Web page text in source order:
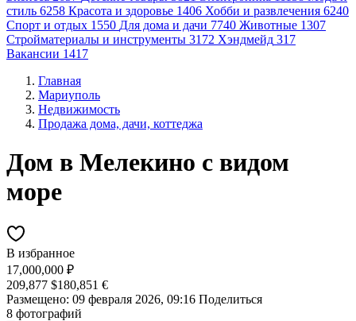
стиль 6258 Красота и здоровье 1406 Хобби и развлечения 6240
Спорт и отдых 1550 Для дома и дачи 7740 Животные 1307
Стройматериалы и инструменты 3172 Хэндмейд 317
Вакансии 1417
Главная
Мариуполь
Недвижимость
Продажа дома, дачи, коттеджа
Дом в Мелекино с видом
море
В избранное
17,000,000 ₽
209,877 $180,851 €
Размещено: 09 февраля 2026, 09:16 Поделиться
8 фотографий